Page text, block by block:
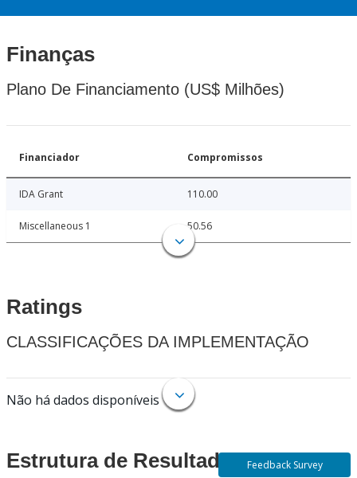
Finanças
Plano De Financiamento (US$ Milhões)
Financiador Compromissos
IDA Grant 110.00
Miscellaneous 1 50.56
Ratings
CLASSIFICAÇÕES DA IMPLEMENTAÇÃO
Não há dados disponíveis
Estrutura de Resultados Feedback Survey